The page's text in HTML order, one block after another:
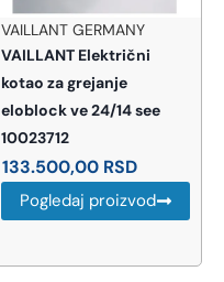
VAILLANT GERMANY
VAILLANT Električni
kotao za grejanje
eloblock ve 24/14 see
10023712
133.500,00 RSD
Pogledaj proizvod